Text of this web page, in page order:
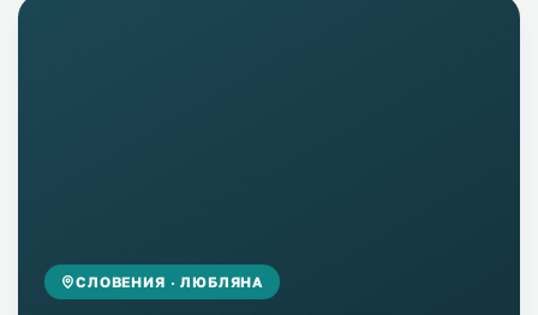
СЛОВЕНИЯ · ЛЮБЛЯНА